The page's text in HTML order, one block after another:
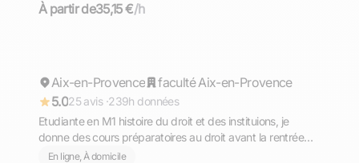
À partir de35,15 €/h
Répond rapidement
Aix-en-Provence
faculté Aix-en-Provence
5.025 avis ·239h données
Etudiante en M1 histoire du droit et des instituions, je
donne des cours préparatoires au droit avant la rentrée
scolaire
En ligne, À domicile